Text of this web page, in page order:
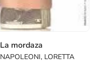
La mordaza
NAPOLEONI, LORETTA